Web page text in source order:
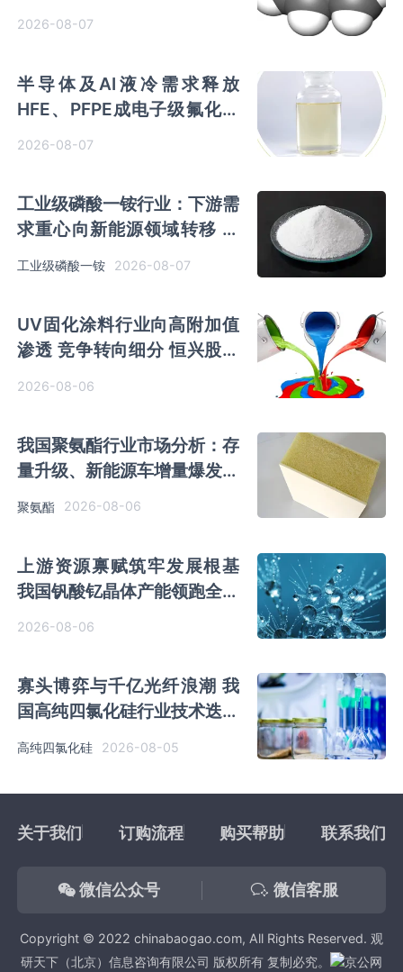
2026-08-07
半导体及AI液冷需求释放
HFE、PFPE成电子级氟化液
2026-08-07
工业级磷酸一铵行业：下游需
求重心向新能源领域转移 产
业链一体化趋势清晰
工业级磷酸一铵 2026-08-07
UV固化涂料行业向高附加值
渗透 竞争转向细分 恒兴股份
2026-08-06
我国聚氨酯行业市场分析：存
量升级、新能源车增量爆发与
内需托底
聚氨酯 2026-08-06
上游资源禀赋筑牢发展根基
我国钒酸钇晶体产能领跑全球
2026-08-06
寡头博弈与千亿光纤浪潮 我
国高纯四氯化硅行业技术迭代
启幕
高纯四氯化硅 2026-08-05
关于我们 订购流程 购买帮助 联系我们
微信公众号 微信客服
Copyright © 2022 chinabaogao.com, All Rights Reserved. 观
研天下（北京）信息咨询有限公司 版权所有 复制必究。
京公网